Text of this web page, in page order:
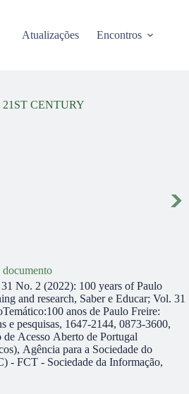
Atualizações Encontros
CENTURY
No. 2 (2022): 100 years of Paulo
and research, Saber e Educar; Vol. 31
anos de Paulo Freire:
e pesquisas, 1647-2144, 0873-3600,
Acesso Aberto de Portugal
Agência para a Sociedade do
- FCT - Sociedade da Informação,